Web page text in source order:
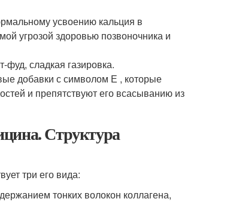
усвоению кальция в
угрозой здоровью позвоночника и
сладкая газировка.
добавки с символом Е , которые
и препятствуют его всасыванию из
Структура
три его вида:
тонких волокон коллагена,